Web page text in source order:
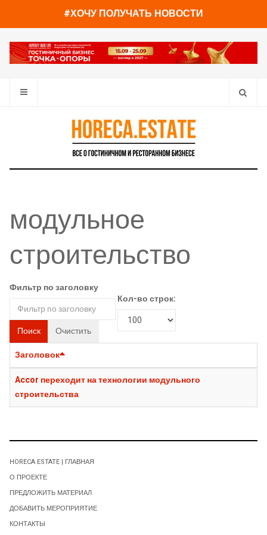
#ХОЧУ ПОЛУЧАТЬ НОВОСТИ
модульное
строительство
Фильтр по заголовку
Поиск Очистить
Кол-во строк:
Заголовок
Accor переходит на технологии модульного
строительства
HORECA ESTATE | ГЛАВНАЯ
О ПРОЕКТЕ
ПРЕДЛОЖИТЬ МАТЕРИАЛ
ДОБАВИТЬ МЕРОПРИЯТИЕ
КОНТАКТЫ